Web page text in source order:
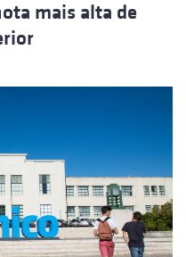
mais alta de